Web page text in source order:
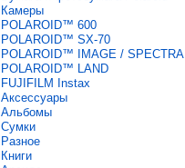
Камеры
POLAROID™ 600
POLAROID™ SX-70
POLAROID™ IMAGE / SPECTRA
POLAROID™ LAND
FUJIFILM Instax
Аксессуары
Альбомы
Сумки
Разное
Книги